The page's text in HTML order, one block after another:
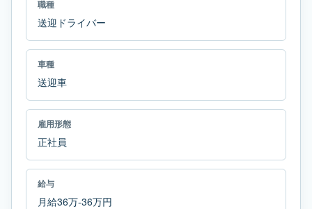
職種
送迎ドライバー
車種
送迎車
雇用形態
正社員
給与
月給36万-36万円